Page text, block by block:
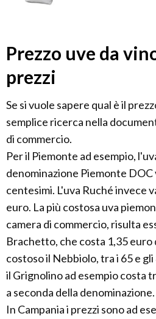
Prezzo uve da
prezzi
Se si vuole sapere qual è il
semplice ricerca nella
di commercio.
Per il Piemonte ad esempio,
denominazione Piemonte DOC
centesimi. L'uva Ruché invece
euro. La più costosa uva
camera di commercio, risulta
Brachetto, che costa 1,35 euro
costoso il Nebbiolo, tra i 65 e
il Grignolino ad esempio costa
a seconda della denominazione.
In Campania i prezzi sono ad